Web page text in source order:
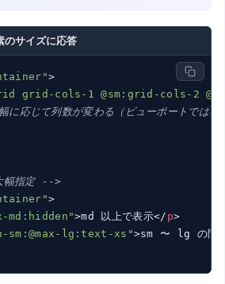
サイズに応答
>
grid-cols-1 @sm:grid-cols-2
応じて列数が変わる（ビューポートでは
幅指定 -->
>
md:hidden">md 以上で表示</ p>
sm:@max-lg:text-xs">sm 〜 lg の間